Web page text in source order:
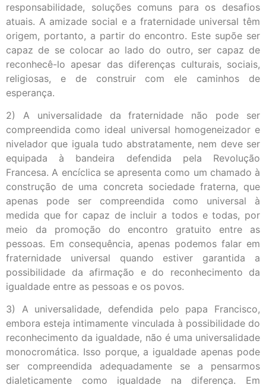
responsabilidade, soluções comuns para os desafios
atuais. A amizade social e a fraternidade universal têm
origem, portanto, a partir do encontro. Este supõe ser
capaz de se colocar ao lado do outro, ser capaz de
reconhecê-lo apesar das diferenças culturais, sociais,
religiosas, e de construir com ele caminhos de
esperança.
2) A universalidade da fraternidade não pode ser
compreendida como ideal universal homogeneizador e
nivelador que iguala tudo abstratamente, nem deve ser
equipada à bandeira defendida pela Revolução
Francesa. A encíclica se apresenta como um chamado à
construção de uma concreta sociedade fraterna, que
apenas pode ser compreendida como universal à
medida que for capaz de incluir a todos e todas, por
meio da promoção do encontro gratuito entre as
pessoas. Em consequência, apenas podemos falar em
fraternidade universal quando estiver garantida a
possibilidade da afirmação e do reconhecimento da
igualdade entre as pessoas e os povos.
3) A universalidade, defendida pelo papa Francisco,
embora esteja intimamente vinculada à possibilidade do
reconhecimento da igualdade, não é uma universalidade
monocromática. Isso porque, a igualdade apenas pode
ser compreendida adequadamente se a pensarmos
dialeticamente como igualdade na diferença. Em